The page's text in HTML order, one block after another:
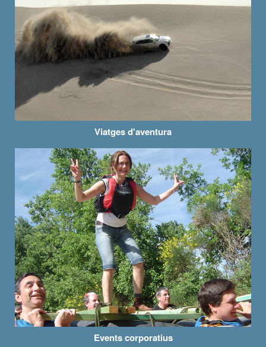
Viatges d'aventura
Events corporatius